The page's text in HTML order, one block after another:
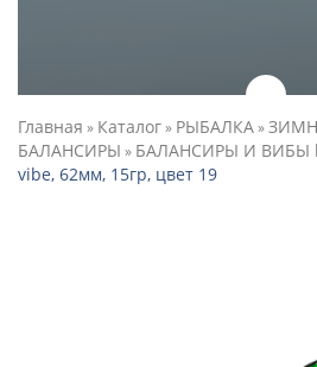
Главная » Каталог» РЫБАЛКА»
БАЛАНСИРЫ » БАЛАНСИРЫ И ВИБЫ
vibe, 62мм, 15гр, цвет 19